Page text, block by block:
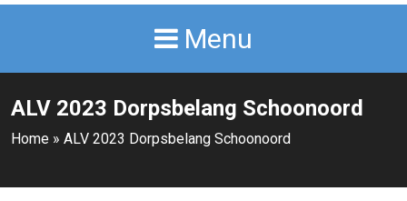
Menu
ALV 2023 Dorpsbelang Schoonoord
Home » ALV 2023 Dorpsbelang Schoonoord